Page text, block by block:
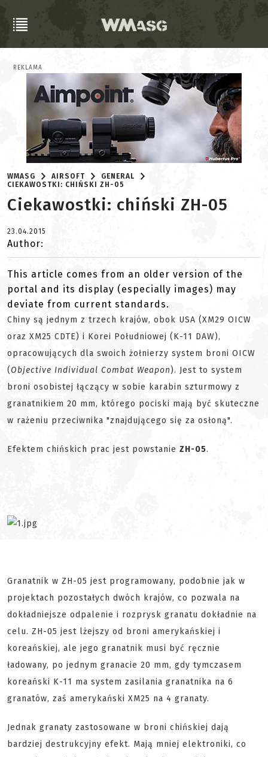
REKLAMA
WMASG AIRSOFT
GENERAL
CIEKAWOSTKI: CHIŃSKI ZH-05
Ciekawostki: chiński ZH-05
23.04.2015
Author:
This article comes from an older version of the
portal and its display (especially images) may
deviate from current standards.
Chiny są jednym z trzech krajów, obok USA (XM29 OICW
oraz XM25 CDTE) i Korei Południowej (K-11 DAW),
opracowujących dla swoich żołnierzy system broni OICW
(Objective Individual Combat Weapon). Jest to system
broni osobistej łączący w sobie karabin szturmowy z
granatnikiem 20 mm, którego pociski mają być skuteczne
w rażeniu przeciwnika "znajdującego się za osłoną".
Efektem chińskich prac jest powstanie ZH-05.
Granatnik w ZH-05 jest programowany, podobnie jak w
projektach pozostałych dwóch krajów, co pozwala na
dokładniejsze odpalenie i rozprysk granatu dokładnie na
celu. ZH-05 jest lżejszy od broni amerykańskiej i
koreańskiej, ale jego granatnik musi być ręcznie
ładowany, po jednym granacie 20 mm, gdy tymczasem
koreański K-11 ma system zasilania granatnika na 6
granatów, zaś amerykański XM25 na 4 granaty.
Jednak granaty zastosowane w broni chińskiej dają
bardziej destrukcyjny efekt. Mają mniej elektroniki, co